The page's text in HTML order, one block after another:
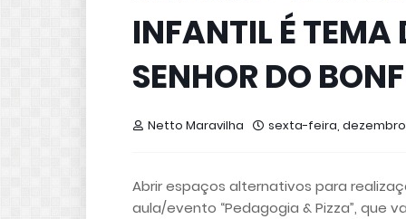
INFANTIL É TEMA
SENHOR DO
Netto Maravilha sexta-feira, dezembro
Abrir espaços alternativos para
aula/evento “Pedagogia & Pizza”, que